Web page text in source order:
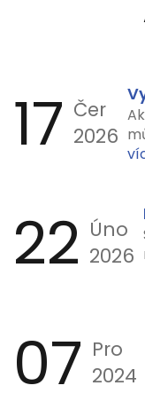
17 Čer
2026
22 Úno
2026
07 Pro
2024